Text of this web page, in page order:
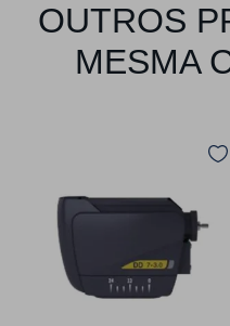
OUTROS
MESMA